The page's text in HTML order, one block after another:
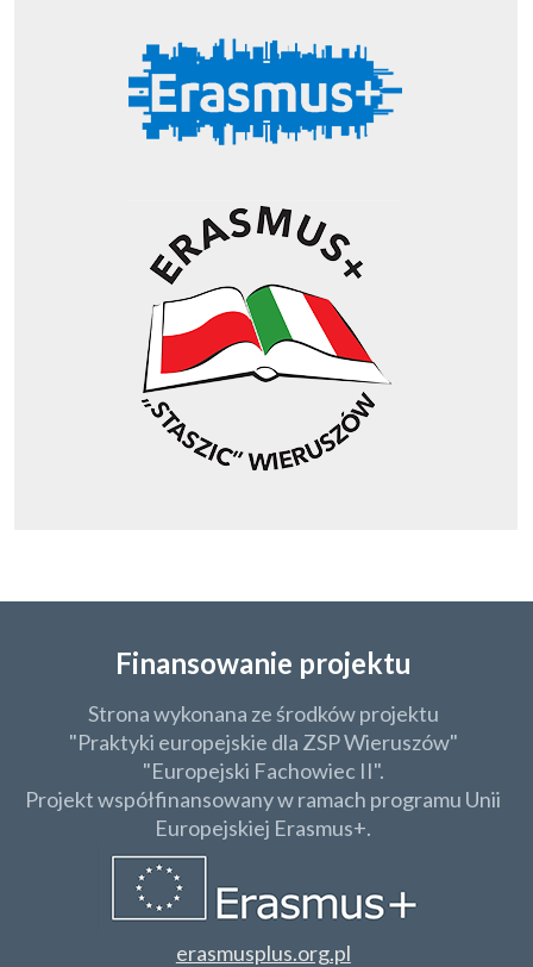
Finansowanie projektu
Strona wykonana ze środków projektu
"Praktyki europejskie dla ZSP Wieruszów"
"Europejski Fachowiec II".
Projekt współfinansowany w ramach programu Unii
Europejskiej Erasmus+.
erasmusplus.org.pl